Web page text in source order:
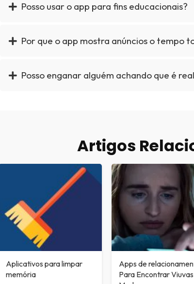
Posso usar o app para fins educacionais?
Por que o app mostra anúncios o tempo
Posso enganar alguém achando que é
Artigos
Aplicativos para limpar
memória
Apps de
Para Encontrar Viuvas